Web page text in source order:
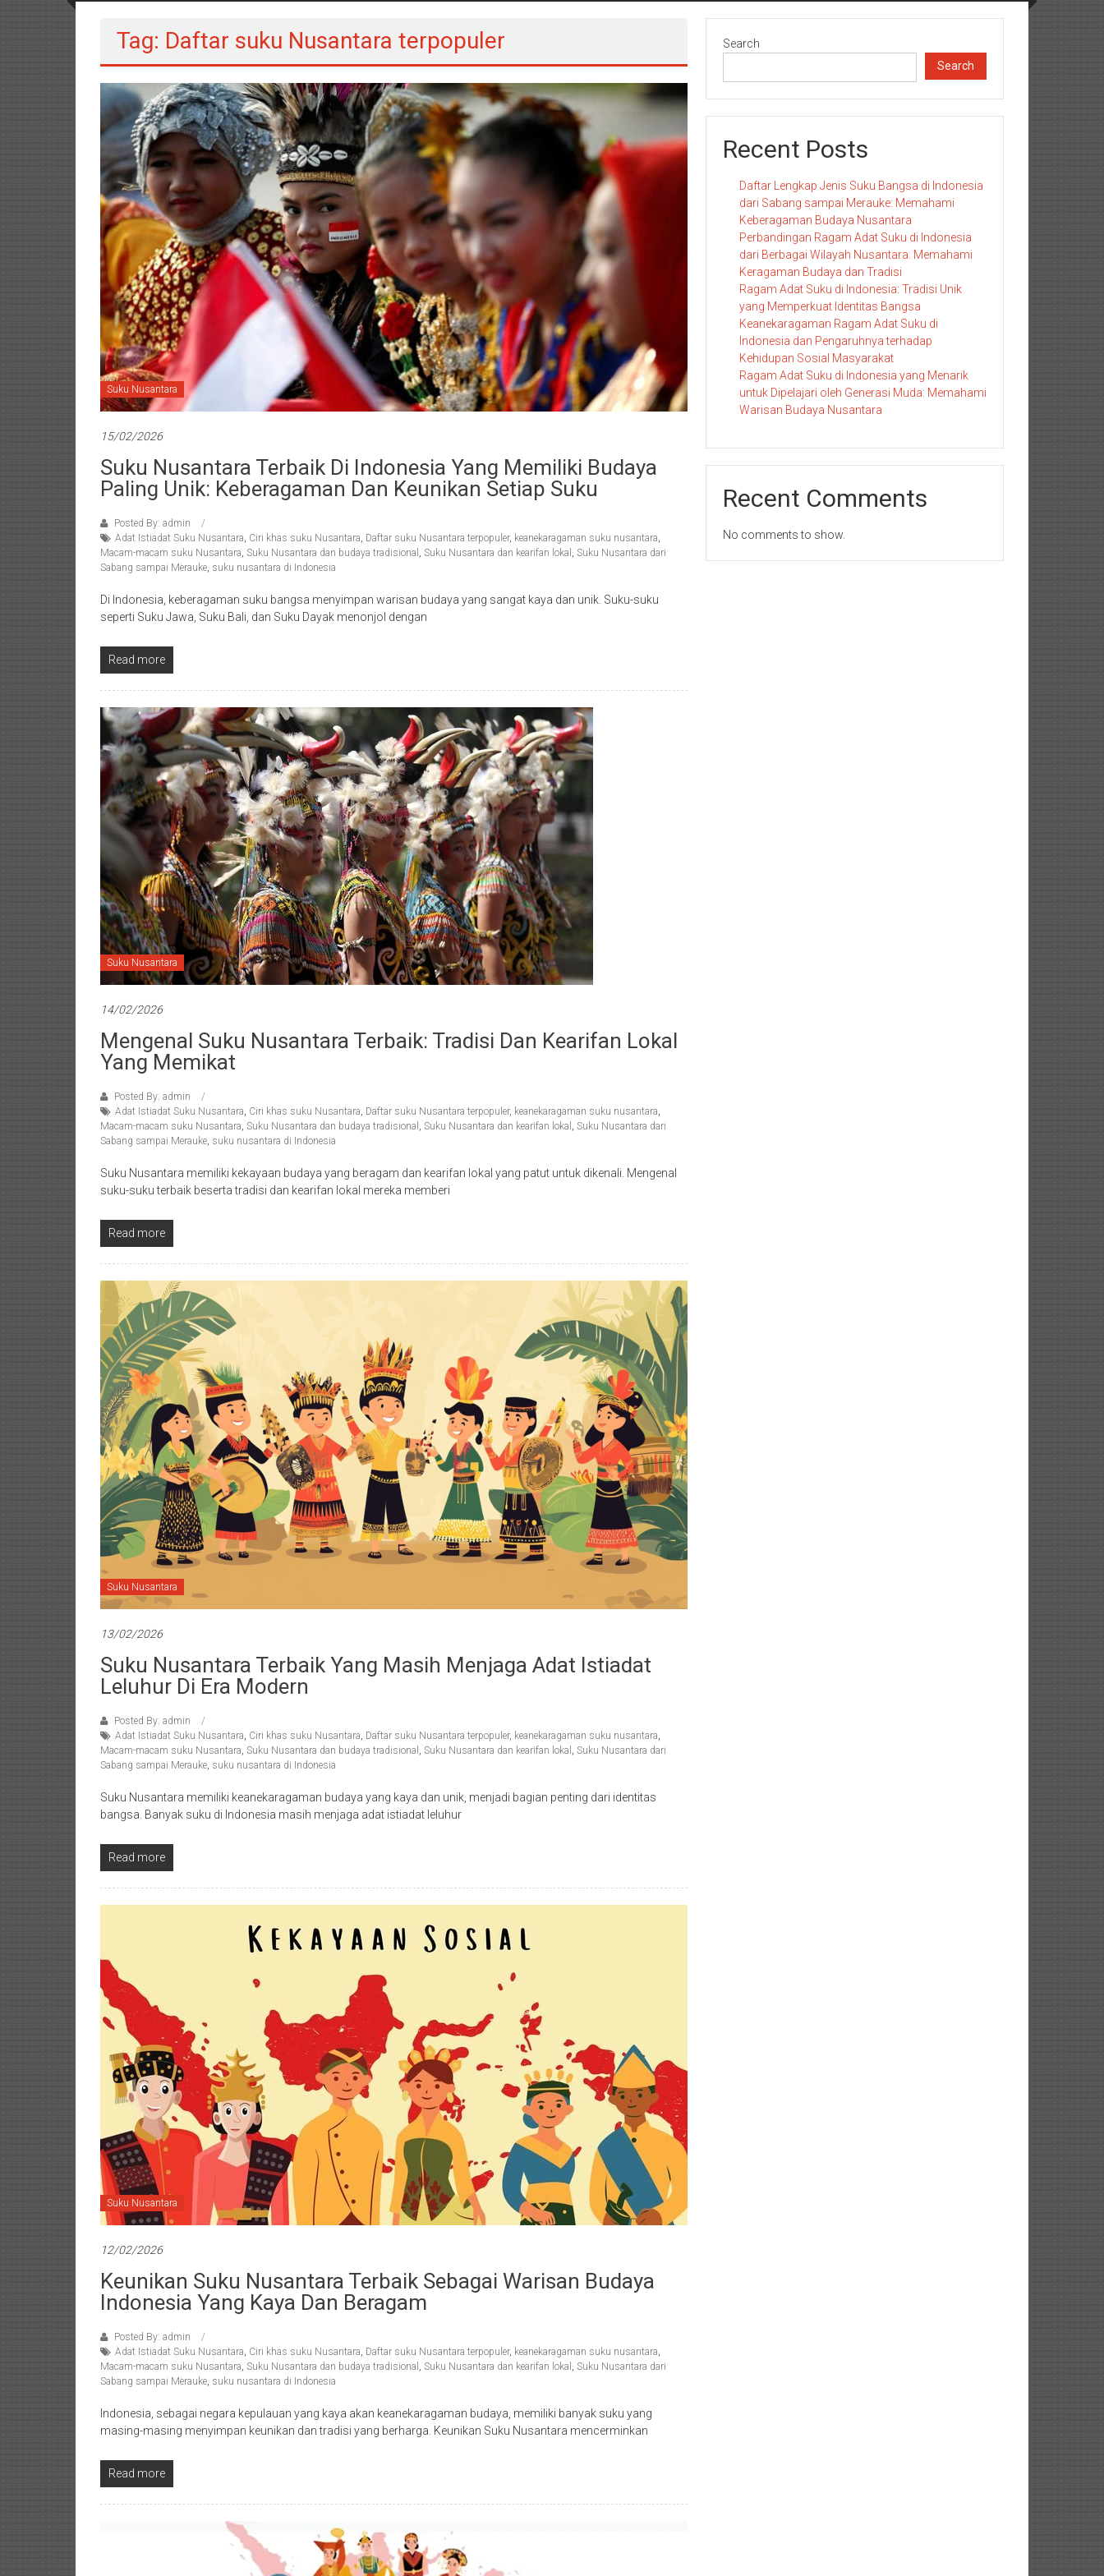
Tag: Daftar suku Nusantara terpopuler
Suku Nusantara
15/02/2026
Suku Nusantara Terbaik Di Indonesia Yang Memiliki Budaya
Paling Unik: Keberagaman Dan Keunikan Setiap Suku
Posted By: admin
Adat Istiadat Suku Nusantara, Ciri khas suku Nusantara, Daftar suku Nusantara terpopuler, keanekaragaman suku nusantara,
Macam-macam suku Nusantara, Suku Nusantara dan budaya tradisional , Suku Nusantara dan kearifan lokal , Suku Nusantara dari
Sabang sampai Merauke, suku nusantara di Indonesia
Di Indonesia, keberagaman suku bangsa menyimpan warisan budaya yang sangat kaya dan unik. Suku-suku
seperti Suku Jawa, Suku Bali, dan Suku Dayak menonjol dengan
Read more
Suku Nusantara
14/02/2026
Mengenal Suku Nusantara Terbaik: Tradisi Dan Kearifan Lokal
Yang Memikat
Posted By: admin
Adat Istiadat Suku Nusantara, Ciri khas suku Nusantara, Daftar suku Nusantara terpopuler, keanekaragaman suku nusantara,
Macam-macam suku Nusantara, Suku Nusantara dan budaya tradisional , Suku Nusantara dan kearifan lokal , Suku Nusantara dari
Sabang sampai Merauke, suku nusantara di Indonesia
Suku Nusantara memiliki kekayaan budaya yang beragam dan kearifan lokal yang patut untuk dikenali. Mengenal
suku-suku terbaik beserta tradisi dan kearifan lokal mereka memberi
Read more
Suku Nusantara
13/02/2026
Suku Nusantara Terbaik Yang Masih Menjaga Adat Istiadat
Leluhur Di Era Modern
Posted By: admin
Adat Istiadat Suku Nusantara, Ciri khas suku Nusantara, Daftar suku Nusantara terpopuler, keanekaragaman suku nusantara,
Macam-macam suku Nusantara, Suku Nusantara dan budaya tradisional , Suku Nusantara dan kearifan lokal , Suku Nusantara dari
Sabang sampai Merauke, suku nusantara di Indonesia
Suku Nusantara memiliki keanekaragaman budaya yang kaya dan unik, menjadi bagian penting dari identitas
bangsa. Banyak suku di Indonesia masih menjaga adat istiadat leluhur
Read more
Suku Nusantara
12/02/2026
Keunikan Suku Nusantara Terbaik Sebagai Warisan Budaya
Indonesia Yang Kaya Dan Beragam
Posted By: admin
Adat Istiadat Suku Nusantara, Ciri khas suku Nusantara, Daftar suku Nusantara terpopuler, keanekaragaman suku nusantara,
Macam-macam suku Nusantara, Suku Nusantara dan budaya tradisional , Suku Nusantara dan kearifan lokal , Suku Nusantara dari
Sabang sampai Merauke, suku nusantara di Indonesia
Indonesia, sebagai negara kepulauan yang kaya akan keanekaragaman budaya, memiliki banyak suku yang
masing-masing menyimpan keunikan dan tradisi yang berharga. Keunikan Suku Nusantara mencerminkan
Read more
Search
Search
Recent Posts
Daftar Lengkap Jenis Suku Bangsa di Indonesia
dari Sabang sampai Merauke: Memahami
Keberagaman Budaya Nusantara
Perbandingan Ragam Adat Suku di Indonesia
dari Berbagai Wilayah Nusantara: Memahami
Keragaman Budaya dan Tradisi
Ragam Adat Suku di Indonesia: Tradisi Unik
yang Memperkuat Identitas Bangsa
Keanekaragaman Ragam Adat Suku di
Indonesia dan Pengaruhnya terhadap
Kehidupan Sosial Masyarakat
Ragam Adat Suku di Indonesia yang Menarik
untuk Dipelajari oleh Generasi Muda: Memahami
Warisan Budaya Nusantara
Recent Comments
No comments to show.